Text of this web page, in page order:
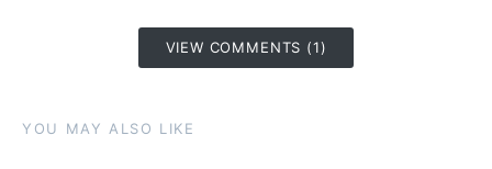
VIEW COMMENTS (1)
YOU MAY ALSO LIKE